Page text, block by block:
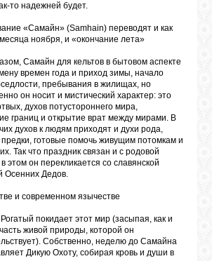
то надежней будет.
«Самайн» (Samhain) переводят и как
ноября, и «окончание лета»
Самайн для кельтов в бытовом аспекте
времен года и приход зимы, начало
пребывания в жилищах, но
он носит и мистический характер: это
духов потустороннего мира,
границ и открытие врат между мирами. В
духов к людям приходят и духи рода,
готовые помочь живущим потомкам и
Так что праздник связан и с родовой
этом он перекликается со славянской
Осенних Дедов.
и современном язычестве
покидает этот мир (засыпая, как и
живой природы, которой он
Собственно, неделю до Самайна
Дикую Охоту, собирая кровь и души в